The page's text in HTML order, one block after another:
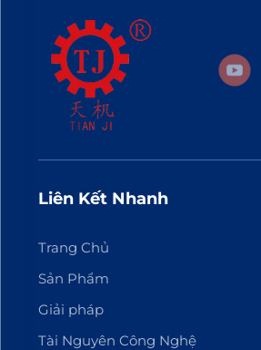
Liên Kết Nhanh
Trang Chủ
Sản Phẩm
Giải pháp
Tài Nguyên Công Nghệ